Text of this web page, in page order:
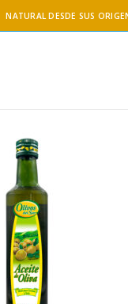
NATURAL DESDE SUS